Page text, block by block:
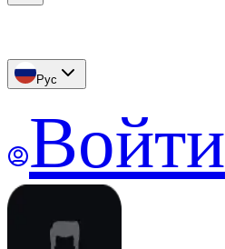
Рус
Войти